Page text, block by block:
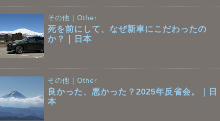
その他｜Other
死を前にして、なぜ新車にこだわったの
か？｜日本
その他｜Other
良かった、悪かった？2025年反省会。｜日
本